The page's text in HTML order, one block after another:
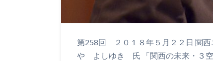
第258回 ２０１８年５月２２日 関
や よしゆき 氏 「関西の未来・３